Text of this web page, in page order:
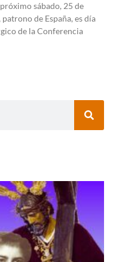
sábado, 25 de
de España, es día
de la Conferencia